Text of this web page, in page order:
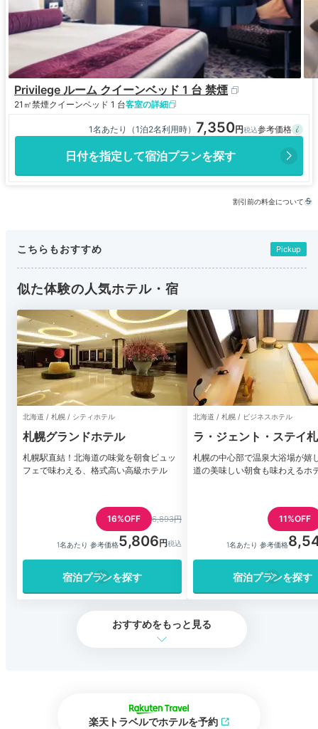
Privilege ルーム クイーンベッド 1 台 禁煙
21㎡禁煙クイーンベッド 1 台客室の詳細
1名あたり（1泊2名利用時） 7,350
日付を指定して宿泊プランを探す
割引前の料金について
こちらもおすすめ Pickup
似た体験の人気ホテル・宿
北海道 / 札幌 / シティホテル
札幌グランドホテル
札幌駅直結！北海道の味覚を朝食ビュッ
フェで味わえる、格式高い高級ホテル
16%OFF 6,893円
1名あたり 参考価格5,806
宿泊プランを探す
北海道 / 札幌 / ビジネスホテル
ラ・ジェント・ステイ
札幌の中心部で温泉大浴場が嬉
道の美味しい朝食も味わえるホ
11%OFF
1名あたり 参考価格
宿泊プランを探す
おすすめをもっと見る
楽天トラベルでホテルを予約